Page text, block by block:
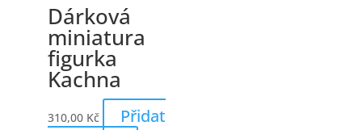
Dárková
miniatura
figurka
Kachna
310,00 Kč
Přidat